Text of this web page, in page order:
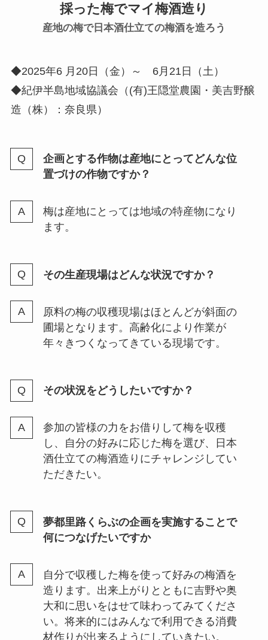
採った梅でマイ梅酒造り
産地の梅で日本酒仕立ての梅酒を造ろう
◆2025年6 月20日（金）～ 6月21日（土）
◆紀伊半島地域協議会（(有)王隠堂農園・美吉野醸
造（株）：奈良県）
企画とする作物は産地にとってどんな位
置づけの作物ですか？
梅は産地にとっては地域の特産物になり
ます。
その生産現場はどんな状況ですか？
原料の梅の収穫現場はほとんどが斜面の
圃場となります。高齢化により作業が
年々きつくなってきている現場です。
その状況をどうしたいですか？
参加の皆様の力をお借りして梅を収穫
し、自分の好みに応じた梅を選び、日本
酒仕立ての梅酒造りにチャレンジしてい
ただきたい。
夢都里路くらぶの企画を実施することで
何につなげたいですか
自分で収穫した梅を使って好みの梅酒を
造ります。出来上がりとともに吉野や奥
大和に思いをはせて味わってみてくださ
い。将来的にはみんなで利用できる消費
材作りが出来るようにしていきたい。